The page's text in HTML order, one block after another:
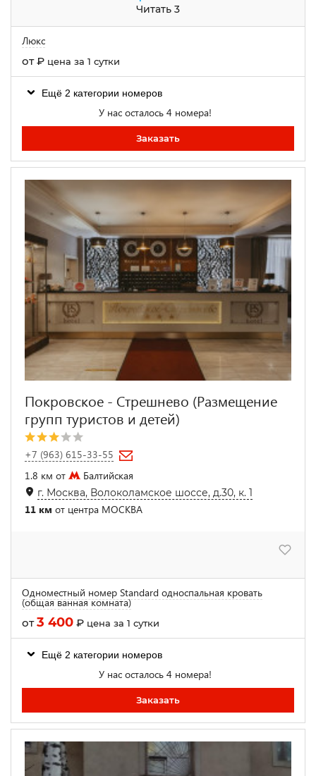
Читать 3
Люкс
от₽ цена за 1 сутки
Ещё 2 категории номеров
У нас осталось 4 номера!
Заказать
Покровское - Стрешнево (Размещение
групп туристов и детей)
+7 (963) 615-33-55
1.8 км от
Балтийская
г. Москва, Волоколамское шоссе, д.30, к. 1
11 км от центра МОСКВА
Одноместный номер Standard односпальная кровать
(общая ванная комната)
от3 400 ₽ цена за 1 сутки
Ещё 2 категории номеров
У нас осталось 4 номера!
Заказать